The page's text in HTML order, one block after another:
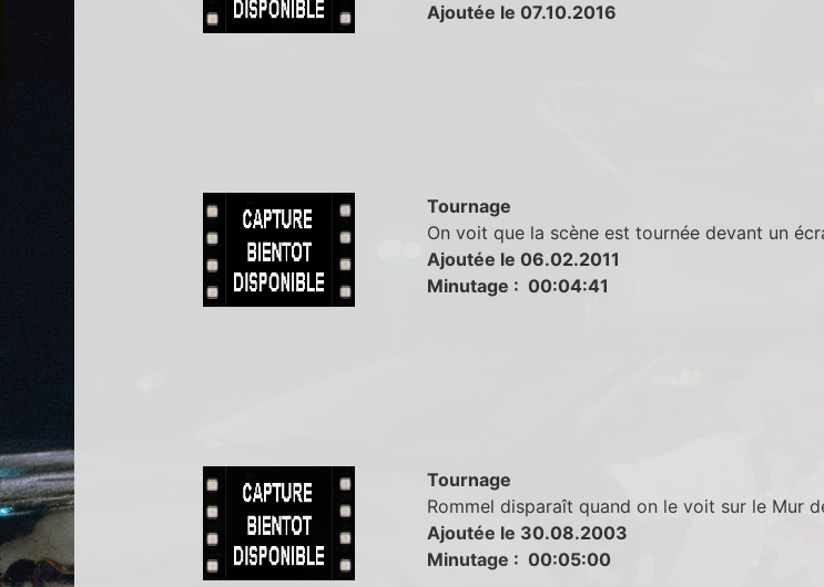
Ajoutée le 07.10.2016
Tournage
On voit que la scène est tournée devant un
Ajoutée le 06.02.2011
Minutage : 00:04:41
Tournage
Rommel disparaît quand on le voit sur le Mur
Ajoutée le 30.08.2003
Minutage : 00:05:00